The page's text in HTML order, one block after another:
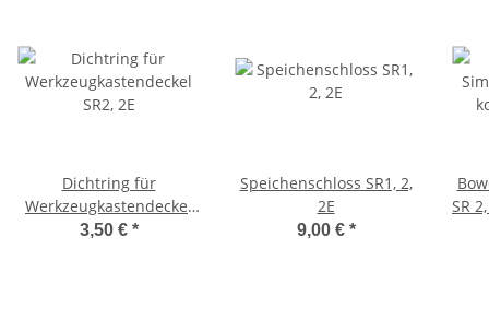
Dichtring für
Werkzeugkastendeckel
SR2, 2E
3,50 € *
Speichenschloss SR1, 2,
2E
9,00 € *
SR